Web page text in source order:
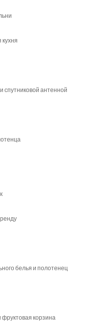
спутниковой антенной
белья и полотенец
корзина